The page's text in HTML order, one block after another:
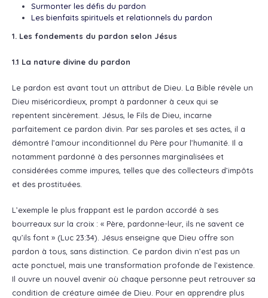
Surmonter les défis du pardon
Les bienfaits spirituels et relationnels du pardon
1. Les fondements du pardon selon Jésus
1.1 La nature divine du pardon
Le pardon est avant tout un attribut de Dieu. La Bible révèle un
Dieu miséricordieux, prompt à pardonner à ceux qui se
repentent sincèrement. Jésus, le Fils de Dieu, incarne
parfaitement ce pardon divin. Par ses paroles et ses actes, il a
démontré l’amour inconditionnel du Père pour l’humanité. Il a
notamment pardonné à des personnes marginalisées et
considérées comme impures, telles que des collecteurs d’impôts
et des prostituées.
L’exemple le plus frappant est le pardon accordé à ses
bourreaux sur la croix : « Père, pardonne-leur, ils ne savent ce
qu’ils font » (Luc 23:34). Jésus enseigne que Dieu offre son
pardon à tous, sans distinction. Ce pardon divin n’est pas un
acte ponctuel, mais une transformation profonde de l’existence.
Il ouvre un nouvel avenir où chaque personne peut retrouver sa
condition de créature aimée de Dieu. Pour en apprendre plus